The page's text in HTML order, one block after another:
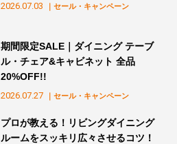
2026.07.03 ｜セール・キャンペーン
2026.07.27 ｜セール・キャンペーン
期間限定SALE｜ダイニング テーブ
ル・チェア&キャビネット 全品
20%OFF!!
プロが教える！リビングダイニング
ルームをスッキリ広々させるコツ！